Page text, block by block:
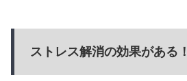
ストレス解消の効果がある！